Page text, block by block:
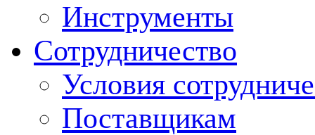
Инструменты
Сотрудничество
Условия
Поставщикам